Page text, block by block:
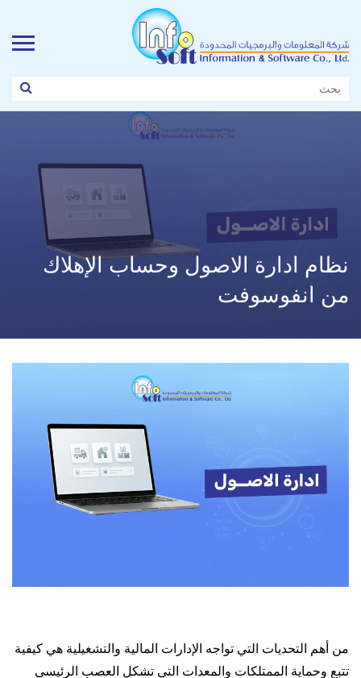
نظام ادارة الاصول وحساب الإهلاك
من انفوسوفت
من أهم التحديات التي تواجه الإدارات المالية والتشغيلية هي كيفية
تتبع وحماية الممتلكات والمعدات التي تشكل العصب الرئيسي